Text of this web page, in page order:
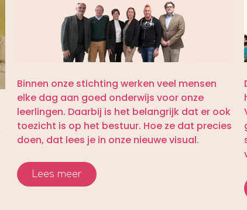
Binnen onze stichting werken veel mensen
elke dag aan goed onderwijs voor onze
leerlingen. Daarbij is het belangrijk dat er ook
toezicht is op het bestuur. Hoe ze dat precies
doen, dat lees je in onze nieuwe visual.
Lees meer